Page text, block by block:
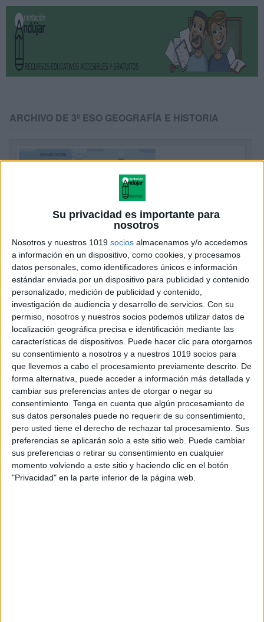
Su privacidad es importante para
nosotros
Nosotros y nuestros 1019 socios almacenamos y/o accedemos
a información en un dispositivo, como cookies, y procesamos
datos personales, como identificadores únicos e información
estándar enviada por un dispositivo para publicidad y contenido
personalizado, medición de publicidad y contenido,
investigación de audiencia y desarrollo de servicios. Con su
permiso, nosotros y nuestros socios podemos utilizar datos de
localización geográfica precisa e identificación mediante las
características de dispositivos. Puede hacer clic para otorgarnos
su consentimiento a nosotros y a nuestros 1019 socios para
que llevemos a cabo el procesamiento previamente descrito. De
forma alternativa, puede acceder a información más detallada y
cambiar sus preferencias antes de otorgar o negar su
consentimiento. Tenga en cuenta que algún procesamiento de
sus datos personales puede no requerir de su consentimiento,
pero usted tiene el derecho de rechazar tal procesamiento. Sus
preferencias se aplicarán solo a este sitio web. Puede cambiar
sus preferencias o retirar su consentimiento en cualquier
momento volviendo a este sitio y haciendo clic en el botón
"Privacidad" en la parte inferior de la página web.
ARCHIVO DE 3º ESO GEOGRAFÍA E HISTORIA
Diseñar Situaciones de Aprendizaje
completa guía + plantillas y ejemplos
Publicado el 17 septiembre, 2024
El desarrollo de las competencias clave del Perfil de
salida del alumnado al término de la enseñanza
básica, que se concretan en las competencias
específicas de área de la etapa, […]
SEGUIR LEYENDO
Buscar